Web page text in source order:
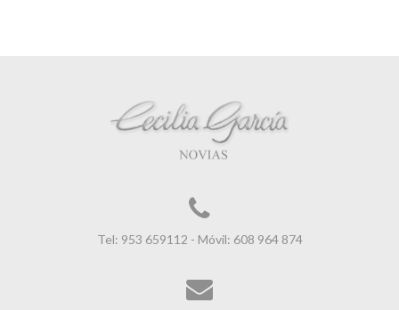
Tel: 953 659112 - Móvil: 608 964 874